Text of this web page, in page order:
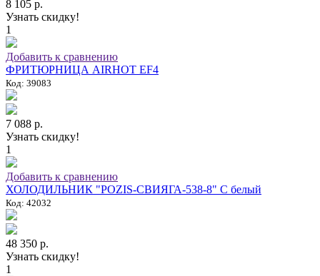
8 105 р.
Узнать скидку!
1
Добавить к сравнению
ФРИТЮРНИЦА AIRHOT EF4
Код: 39083
7 088 р.
Узнать скидку!
1
Добавить к сравнению
ХОЛОДИЛЬНИК "POZIS-СВИЯГА-538-8" C белый
Код: 42032
48 350 р.
Узнать скидку!
1